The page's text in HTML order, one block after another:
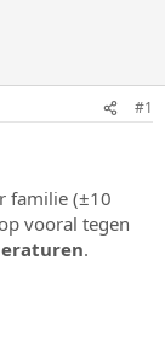
#1
familie (±10
vooral tegen
.